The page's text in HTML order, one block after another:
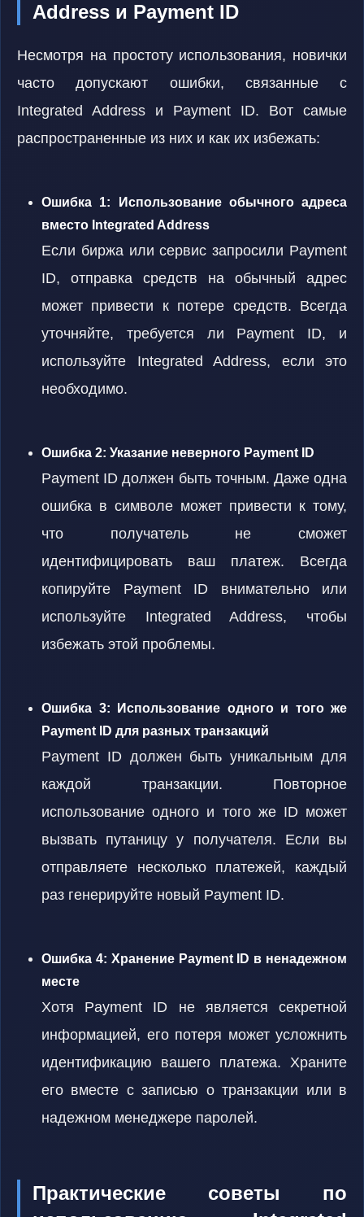
Address и Payment ID
Несмотря на простоту использования, новички
часто допускают ошибки, связанные с
Integrated Address и Payment ID. Вот самые
распространенные из них и как их избежать:
Ошибка 1: Использование обычного адреса
вместо Integrated Address
Если биржа или сервис запросили Payment
ID, отправка средств на обычный адрес
может привести к потере средств. Всегда
уточняйте, требуется ли Payment ID, и
используйте Integrated Address, если это
необходимо.
Ошибка 2: Указание неверного Payment ID
Payment ID должен быть точным. Даже одна
ошибка в символе может привести к тому,
что получатель не сможет
идентифицировать ваш платеж. Всегда
копируйте Payment ID внимательно или
используйте Integrated Address, чтобы
избежать этой проблемы.
Ошибка 3: Использование одного и того же
Payment ID для разных транзакций
Payment ID должен быть уникальным для
каждой транзакции. Повторное
использование одного и того же ID может
вызвать путаницу у получателя. Если вы
отправляете несколько платежей, каждый
раз генерируйте новый Payment ID.
Ошибка 4: Хранение Payment ID в ненадежном
месте
Хотя Payment ID не является секретной
информацией, его потеря может усложнить
идентификацию вашего платежа. Храните
его вместе с записью о транзакции или в
надежном менеджере паролей.
Практические советы по